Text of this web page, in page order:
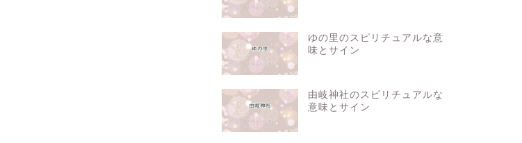
ゆの里のスピリチュアルな意
味とサイン
由岐神社のスピリチュアルな
意味とサイン